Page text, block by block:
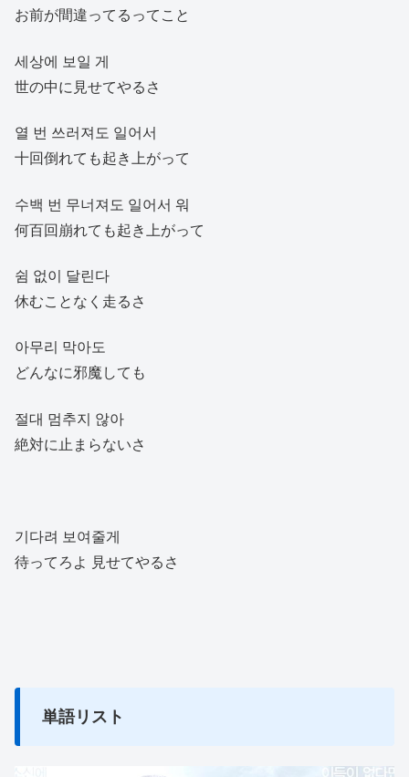
お前が間違ってるってこと
세상에 보일 게
世の中に見せてやるさ
열 번 쓰러져도 일어서
十回倒れても起き上がって
수백 번 무너져도 일어서 워
何百回崩れても起き上がって
쉼 없이 달린다
休むことなく走るさ
아무리 막아도
どんなに邪魔しても
절대 멈추지 않아
絶対に止まらないさ
기다려 보여줄게
待ってろよ 見せてやるさ
単語リスト